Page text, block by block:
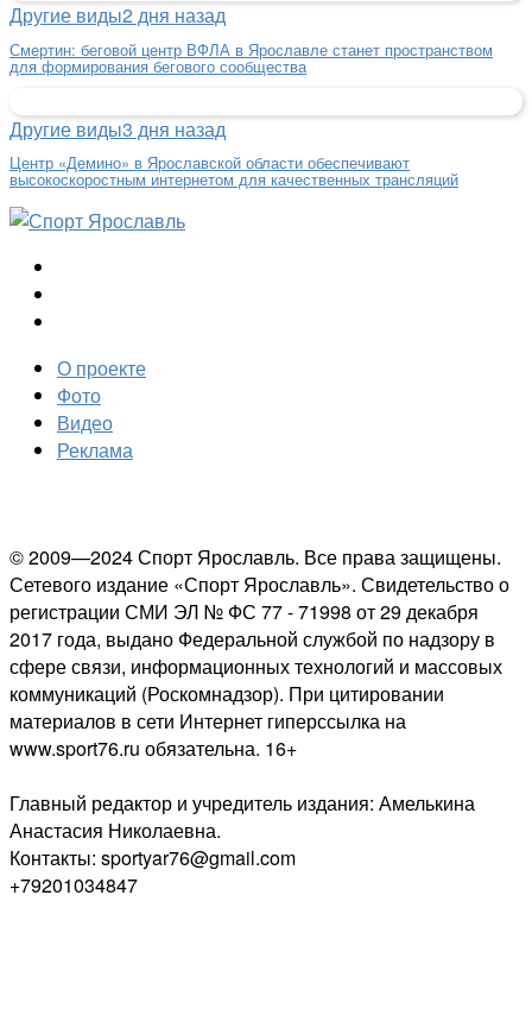
Другие виды2 дня назад
Смертин: беговой центр ВФЛА в Ярославле станет пространством
для формирования бегового сообщества
Другие виды3 дня назад
Центр «Демино» в Ярославской области обеспечивают
высокоскоростным интернетом для качественных трансляций
О проекте
Фото
Видео
Реклама
© 2009—2024 Спорт Ярославль. Все права защищены.
Сетевого издание «Спорт Ярославль». Свидетельство о
регистрации СМИ ЭЛ № ФС 77 - 71998 от 29 декабря
2017 года, выдано Федеральной службой по надзору в
сфере связи, информационных технологий и массовых
коммуникаций (Роскомнадзор). При цитировании
материалов в сети Интернет гиперссылка на
www.sport76.ru обязательна. 16+
Главный редактор и учредитель издания: Амелькина
Анастасия Николаевна.
Контакты: sportyar76@gmail.com
+79201034847